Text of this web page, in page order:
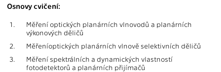
Osnovy cvičení:
1.
Měření optických planárních vlnovodů a planárních
výkonových děličů
2.
Měřeníoptických planárních vlnově selektivních děličů
3.
Měření spektrálních a dynamických vlastností
fotodetektorů a planárních přijímačů